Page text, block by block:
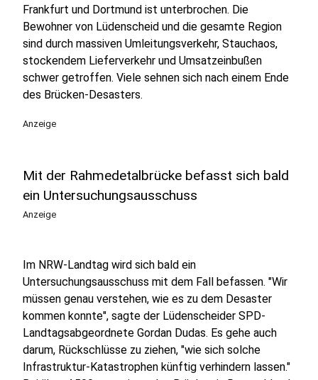
Frankfurt und Dortmund ist unterbrochen. Die
Bewohner von Lüdenscheid und die gesamte Region
sind durch massiven Umleitungsverkehr, Stauchaos,
stockendem Lieferverkehr und Umsatzeinbußen
schwer getroffen. Viele sehnen sich nach einem Ende
des Brücken-Desasters.
Anzeige
Mit der Rahmedetalbrücke befasst sich bald
ein Untersuchungsausschuss
Anzeige
Im NRW-Landtag wird sich bald ein
Untersuchungsausschuss mit dem Fall befassen. "Wir
müssen genau verstehen, wie es zu dem Desaster
kommen konnte", sagte der Lüdenscheider SPD-
Landtagsabgeordnete Gordan Dudas. Es gehe auch
darum, Rückschlüsse zu ziehen, "wie sich solche
Infrastruktur-Katastrophen künftig verhindern lassen."